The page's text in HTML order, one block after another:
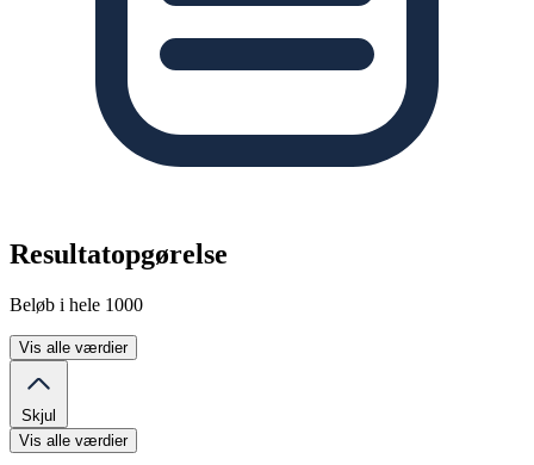
Resultatopgørelse
Beløb i hele 1000
Vis alle værdier
Skjul
Vis alle værdier